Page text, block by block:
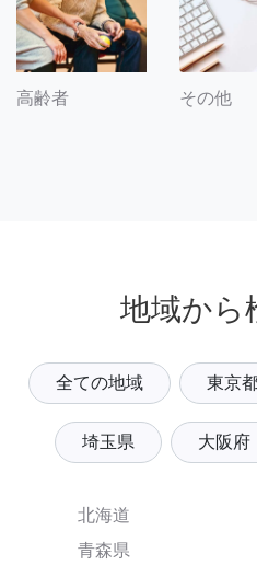
高齢者 その他
地域から
全ての地域 東京
埼玉県 大阪府
北海道
青森県